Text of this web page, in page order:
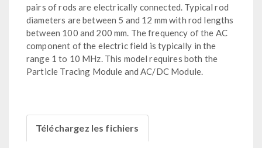
pairs of rods are electrically connected. Typical rod
diameters are between 5 and 12 mm with rod lengths
between 100 and 200 mm. The frequency of the AC
component of the electric field is typically in the
range 1 to 10 MHz. This model requires both the
Particle Tracing Module and AC/DC Module.
Téléchargez les fichiers